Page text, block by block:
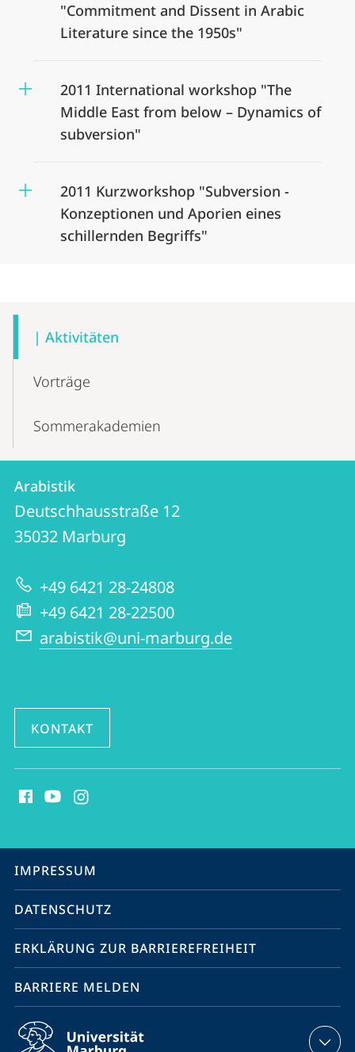
"Commitment and Dissent in Arabic
Literature since the 1950s"
2011 International workshop "The
Middle East from below – Dynamics of
subversion"
2011 Kurzworkshop "Subversion -
Konzeptionen und Aporien eines
schillernden Begriffs"
Navigation| Aktivitäten
Vorträge
Sommerakademien
Kontakt
und
Informationen
zur
Website
Kontaktinformationen
Arabistik
Arabistik
Deutschhausstraße 12
35032 Marburg
+49 6421 28-24808
+49 6421 28-22500
arabistik@uni-marburg.de
KONTAKT
Media
Service-
Navigation
IMPRESSUM
DATENSCHUTZ
ERKLÄRUNG ZUR BARRIEREFREIHEIT
BARRIERE MELDEN